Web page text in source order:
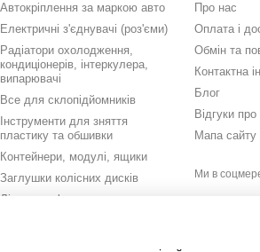
Автокріплення за маркою авто
Електричні з'єднувачі (роз'єми)
Радіатори охолодження,
кондиціонерів, інтеркулера,
випарювачі
Все для склопідйомників
Інструменти для зняття
пластику та обшивки
Контейнери, модулі, ящики
Заглушки колісних дисків
Літери, цифри, значки,
Про нас
Оплата і
Обмін та
Контактна
Блог
Відгуки
Мапа сайту
Ми в